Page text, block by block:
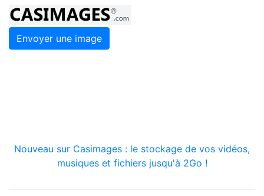
Envoyer une image
Nouveau sur Casimages : le stockage de vos vidéos,
musiques et fichiers jusqu'à 2Go !